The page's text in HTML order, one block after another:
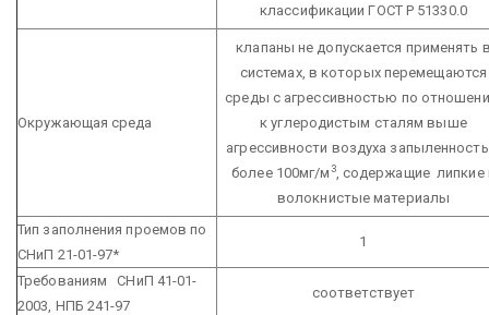
классификации ГОСТ Р 51330.0
Окружающая среда
клапаны не допускается применять
системах, в которых перемещаются
среды с агрессивностью по
к углеродистым сталям выше
агрессивности воздуха
более 100мг/м3, содержащие липкие
волокнистые материалы
Тип заполнения проемов по
СНиП 21-01-97*
1
Требованиям СНиП 41-01-
2003, НПБ 241-97
соответствует